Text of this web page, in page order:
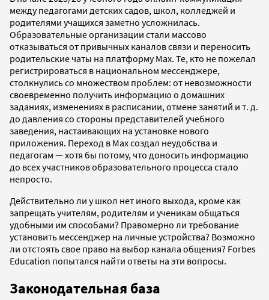
между педагогами детских садов, школ, колледжей и
родителями учащихся заметно усложнилась.
Образовательные организации стали массово
отказываться от привычных каналов связи и переносить
родительские чаты на платформу Max. Те, кто не пожелал
регистрироваться в национальном мессенджере,
столкнулись со множеством проблем: от невозможности
своевременно получить информацию о домашних
заданиях, изменениях в расписании, отмене занятий и т. д.
до давления со стороны представителей учебного
заведения, настаивающих на установке нового
приложения. Переход в Max создал неудобства и
педагогам — хотя бы потому, что доносить информацию
до всех участников образовательного процесса стало
непросто.
Действительно ли у школ нет иного выхода, кроме как
запрещать учителям, родителям и ученикам общаться
удобными им способами? Правомерно ли требование
установить мессенджер на личные устройства? Возможно
ли отстоять свое право на выбор канала общения? Forbes
Education попытался найти ответы на эти вопросы.
Законодательная база